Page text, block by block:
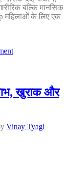
बल्कि मानसिक
महिलाओं के लिए एक
खुराक और
Vinay Tyagi